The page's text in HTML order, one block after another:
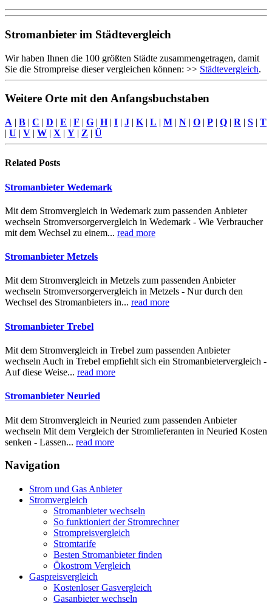
Stromanbieter im Städtevergleich
Wir haben Ihnen die 100 größten Städte zusammengetragen, damit
Sie die Strompreise dieser vergleichen können: >> Städtevergleich.
Weitere Orte mit den Anfangsbuchstaben
A | B | C | D | E | F | G | H| I | J | K | L | M | N | O | P | Q | R | S | T
| U | V | W | X | Y | Z | Ü
Related Posts
Stromanbieter Wedemark
Mit dem Stromvergleich in Wedemark zum passenden Anbieter
wechseln Stromversorgervergleich in Wedemark - Wie Verbraucher
mit dem Wechsel zu einem... read more
Stromanbieter Metzels
Mit dem Stromvergleich in Metzels zum passenden Anbieter
wechseln Stromversorgervergleich in Metzels - Nur durch den
Wechsel des Stromanbieters in... read more
Stromanbieter Trebel
Mit dem Stromvergleich in Trebel zum passenden Anbieter
wechseln Auch in Trebel empfiehlt sich ein Stromanbietervergleich -
Auf diese Weise... read more
Stromanbieter Neuried
Mit dem Stromvergleich in Neuried zum passenden Anbieter
wechseln Mit dem Vergleich der Stromlieferanten in Neuried Kosten
senken - Lassen... read more
Navigation
Strom und Gas Anbieter
Stromvergleich
Stromanbieter wechseln
So funktioniert der Stromrechner
Strompreisvergleich
Stromtarife
Besten Stromanbieter finden
Ökostrom Vergleich
Gaspreisvergleich
Kostenloser Gasvergleich
Gasanbieter wechseln